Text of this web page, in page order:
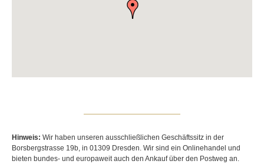
Hinweis: Wir haben unseren ausschließlichen Geschäftssitz in der
Borsbergstrasse 19b, in 01309 Dresden. Wir sind ein Onlinehandel und
bieten bundes- und europaweit auch den Ankauf über den Postweg an.